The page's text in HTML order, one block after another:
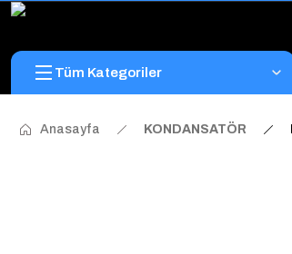
Tüm Kategoriler
Anasayfa KONDANSATÖR